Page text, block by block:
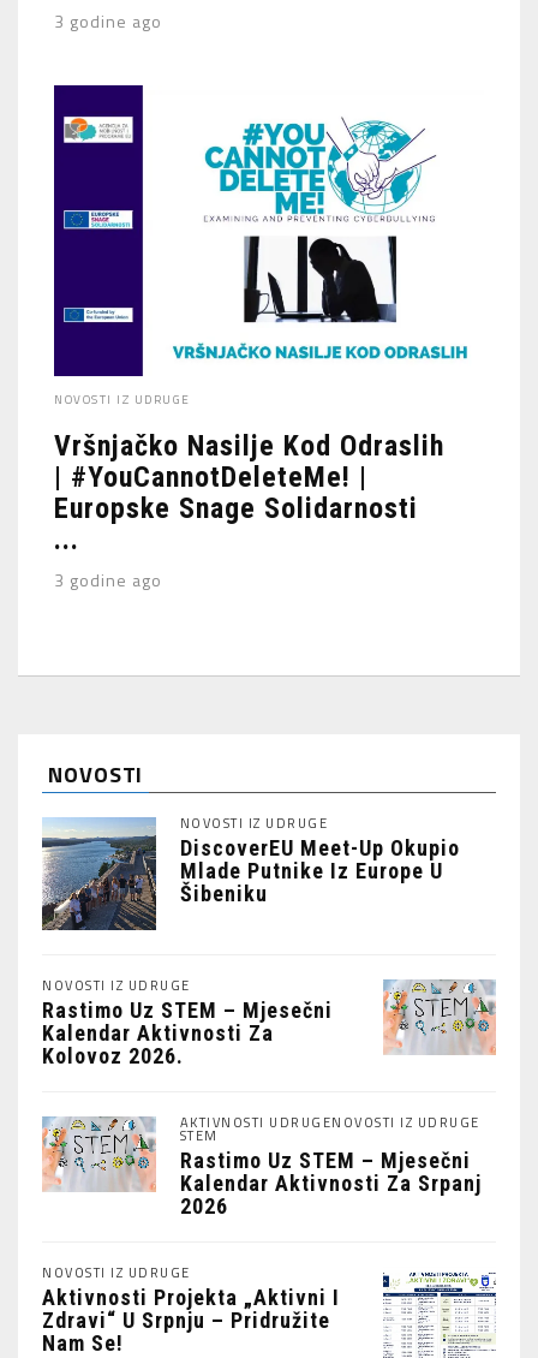
3 godine ago
NOVOSTI IZ UDRUGE
Vršnjačko Nasilje Kod Odraslih
| #YouCannotDeleteMe! |
Europske Snage Solidarnosti
...
3 godine ago
NOVOSTI
NOVOSTI IZ UDRUGE
DiscoverEU Meet-Up Okupio
Mlade Putnike Iz Europe U
Šibeniku
NOVOSTI IZ UDRUGE
Rastimo Uz STEM – Mjesečni
Kalendar Aktivnosti Za
Kolovoz 2026.
AKTIVNOSTI UDRUGENOVOSTI IZ UDRUGE
STEM
Rastimo Uz STEM – Mjesečni
Kalendar Aktivnosti Za Srpanj
2026
NOVOSTI IZ UDRUGE
Aktivnosti Projekta „Aktivni I
Zdravi“ U Srpnju – Pridružite
Nam Se!